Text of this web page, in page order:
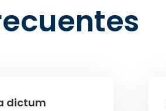
dictum